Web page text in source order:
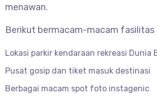
menawan.
Berikut bermacam-macam fasilitas
Lokasi parkir kendaraan rekreasi Dunia
Pusat gosip dan tiket masuk destinasi
Berbagai macam spot foto instagenic